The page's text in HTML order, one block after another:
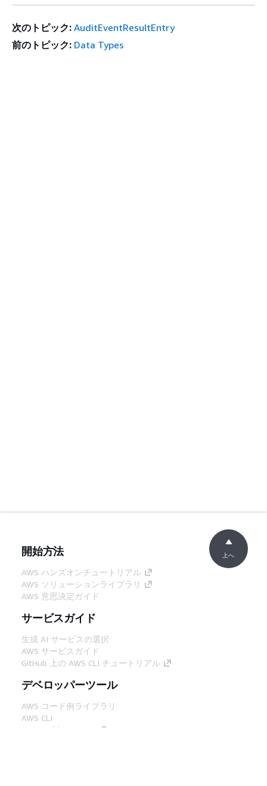
次のトピック: AuditEventResultEntry
前のトピック: Data Types
開始方法
AWS ハンズオンチュートリアル
AWS ソリューションライブラリ
AWS 意思決定ガイド
サービスガイド
生成 AI サービスの選択
AWS サービスガイド
GitHub 上の AWS CLI チュートリアル
デベロッパーツール
AWS コード例ライブラリ
AWS CLI
AWS Builder Center
上へ